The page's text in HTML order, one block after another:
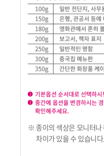
※ 종이의 색상은 모니터나
차이가 있을 수 있습니다.